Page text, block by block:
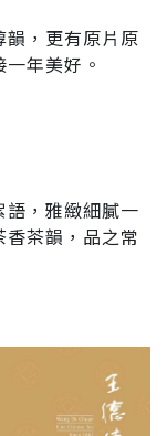
，更有原片原
年美好。
，雅緻細膩一
茶韻，品之常